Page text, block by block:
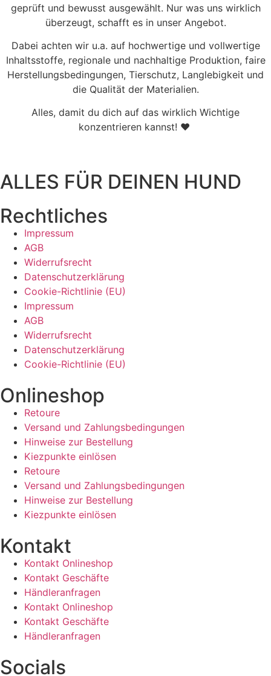
geprüft und bewusst ausgewählt. Nur was uns wirklich
überzeugt, schafft es in unser Angebot.
Dabei achten wir u.a. auf hochwertige und vollwertige
Inhaltsstoffe, regionale und nachhaltige Produktion, faire
Herstellungsbedingungen, Tierschutz, Langlebigkeit und
die Qualität der Materialien.
Alles, damit du dich auf das wirklich Wichtige
konzentrieren kannst! ♥
ALLES FÜR DEINEN HUND
Rechtliches
Impressum
AGB
Widerrufsrecht
Datenschutzerklärung
Cookie-Richtlinie (EU)
Impressum
AGB
Widerrufsrecht
Datenschutzerklärung
Cookie-Richtlinie (EU)
Onlineshop
Retoure
Versand und Zahlungsbedingungen
Hinweise zur Bestellung
Kiezpunkte einlösen
Retoure
Versand und Zahlungsbedingungen
Hinweise zur Bestellung
Kiezpunkte einlösen
Kontakt​
Kontakt Onlineshop
Kontakt Geschäfte
Händleranfragen
Kontakt Onlineshop
Kontakt Geschäfte
Händleranfragen
Socials